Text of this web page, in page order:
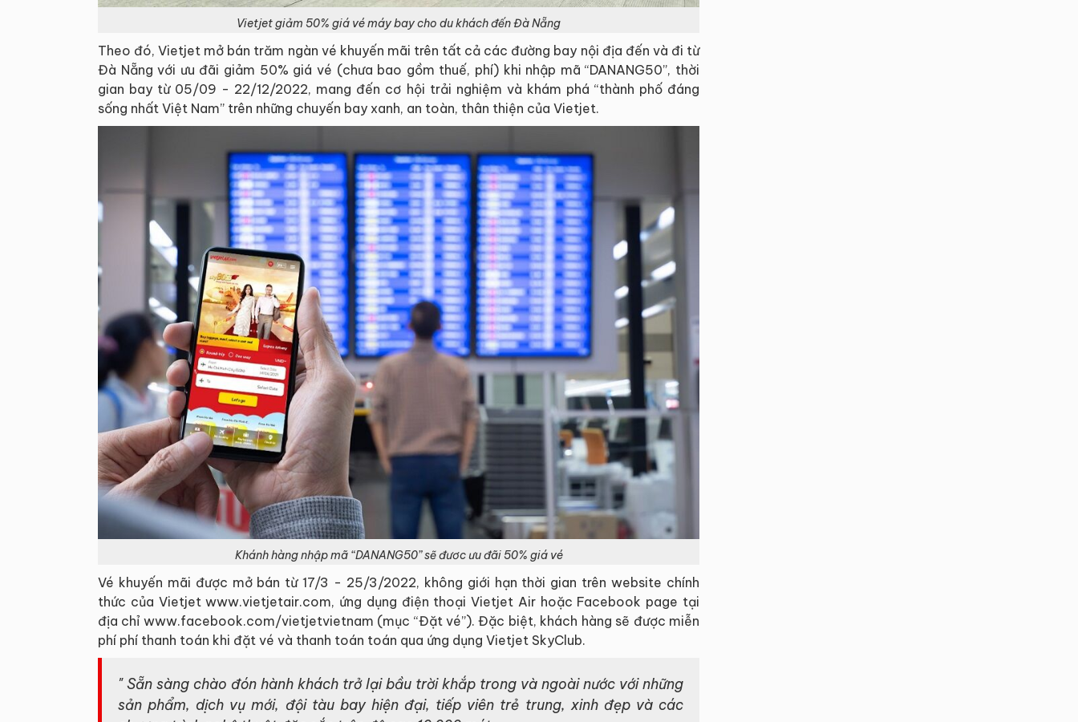
Vietjet giảm 50% giá vé máy bay cho du khách đến Đà Nẵng
Theo đó, Vietjet mở bán trăm ngàn vé khuyến mãi trên tất cả các đường bay nội địa đến và đi từ
Đà Nẵng với ưu đãi giảm 50% giá vé (chưa bao gồm thuế, phí) khi nhập mã “DANANG50”, thời
gian bay từ 05/09 - 22/12/2022, mang đến cơ hội trải nghiệm và khám phá “thành phố đáng
sống nhất Việt Nam” trên những chuyến bay xanh, an toàn, thân thiện của Vietjet.
Khánh hàng nhập mã “DANANG50” sẽ đươc ưu đãi 50% giá vé
Vé khuyến mãi được mở bán từ 17/3 - 25/3/2022, không giới hạn thời gian trên website chính
thức của Vietjet www.vietjetair.com, ứng dụng điện thoại Vietjet Air hoặc Facebook page tại
địa chỉ www.facebook.com/vietjetvietnam (mục “Đặt vé”). Đặc biệt, khách hàng sẽ được miễn
phí phí thanh toán khi đặt vé và thanh toán toán qua ứng dụng Vietjet SkyClub.
" Sẵn sàng chào đón hành khách trở lại bầu trời khắp trong và ngoài nước với những
sản phẩm, dịch vụ mới, đội tàu bay hiện đại, tiếp viên trẻ trung, xinh đẹp và các